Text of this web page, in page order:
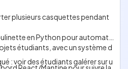
plusieurs casquettes pendant
en Python pour automatis
étudiants, avec un système d
: voir des étudiants galérer sur u